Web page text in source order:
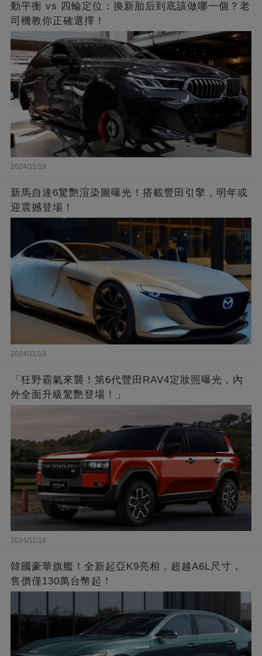
動平衡 vs 四輪定位：換新胎后到底該做哪一個？老
司機教你正確選擇！
2024/11/18
新馬自達6驚艷渲染圖曝光！搭載豐田引擎，明年或
迎震撼登場！
2024/11/18
「狂野霸氣來襲！第6代豐田RAV4定妝照曝光，內
外全面升級驚艷登場！」
2024/11/18
韓國豪華旗艦！全新起亞K9亮相，超越A6L尺寸，
售價僅130萬台幣起！